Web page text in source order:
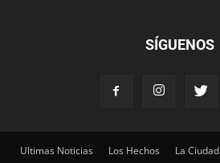
SÍGUENOS
Ultimas Noticias Los Hechos La Ciudad